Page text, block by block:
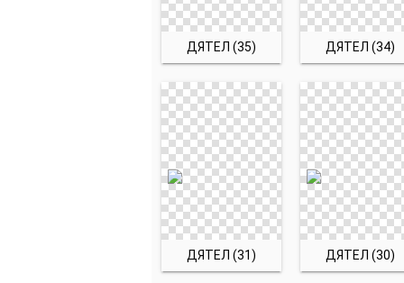
ДЯТЕЛ (35) ДЯТЕЛ (34)
ДЯТЕЛ (31) ДЯТЕЛ (30)